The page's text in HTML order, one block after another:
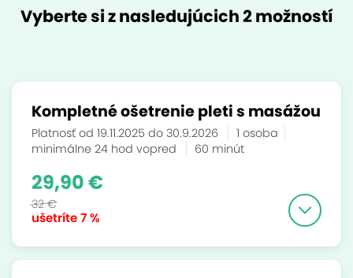
Vyberte si z nasledujúcich 2 možností
Kompletné ošetrenie pleti s masážou
Platnosť od 19.11.2025 do 30.9.2026
1 osoba
minimálne 24 hod vopred
60 minút
ušetríte7 %
29,90 €
32 €